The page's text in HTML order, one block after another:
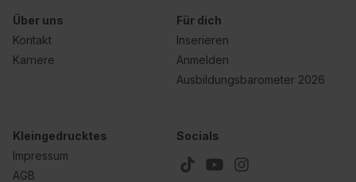
Über uns
Kontakt
Karriere
Für dich
Inserieren
Anmelden
Ausbildungsbarometer 2026
Kleingedrucktes
Impressum
AGB
Socials